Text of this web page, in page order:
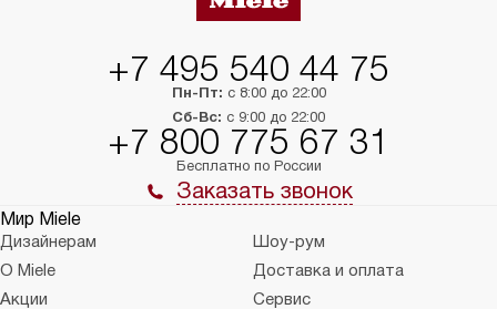
+7 495 540 44 75
Пн-Пт: с 8:00 до 22:00
Сб-Вс: с 9:00 до 22:00
+7 800 775 67 31
Бесплатно по России
Заказать звонок
Мир Miele
Дизайнерам
Шоу-рум
О Miele
Доставка и оплата
Акции
Сервис